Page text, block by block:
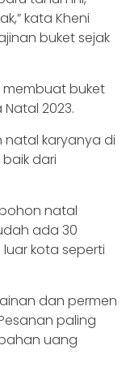
kata Kheni
buket sejak
buket
2023.
karyanya di
dari
natal
ada 30
kota seperti
dan permen
paling
uang